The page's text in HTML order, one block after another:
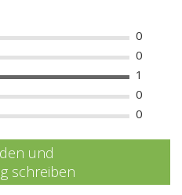
0
0
1
0
0
und
schreiben